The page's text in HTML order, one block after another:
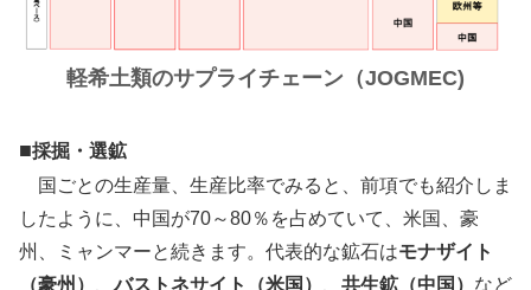
軽希土類のサプライチェーン（JOGMEC)
■採掘・選鉱
国ごとの生産量、生産比率でみると、前項でも紹介しま
したように、中国が70～80％を占めていて、米国、豪
州、ミャンマーと続きます。代表的な鉱石はモナザイト
（豪州）
、バストネサイト（米国） 共生鉱（中国） など